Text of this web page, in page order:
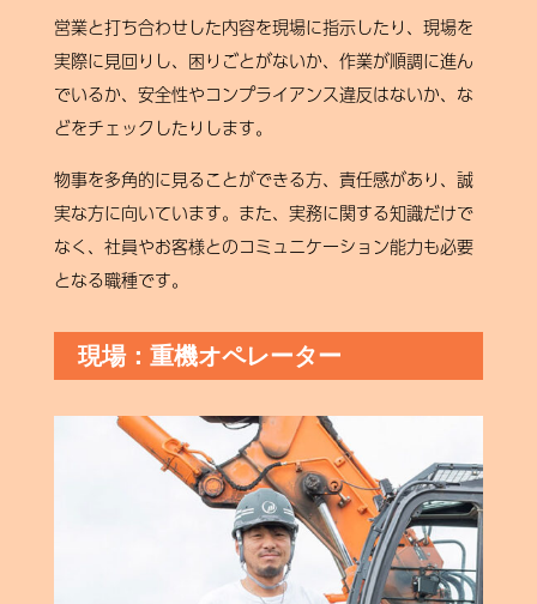
営業と打ち合わせした内容を現場に指示したり、現場を
実際に見回りし、困りごとがないか、作業が順調に進ん
でいるか、安全性やコンプライアンス違反はないか、な
どをチェックしたりします。
物事を多角的に見ることができる方、責任感があり、誠
実な方に向いています。また、実務に関する知識だけで
なく、社員やお客様とのコミュニケーション能力も必要
となる職種です。
現場：重機オペレーター